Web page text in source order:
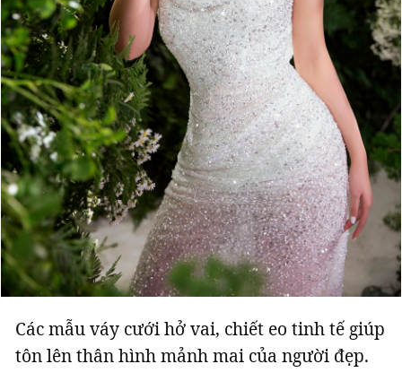
Các mẫu váy cưới hở vai, chiết eo tinh tế giúp
tôn lên thân hình mảnh mai của người đẹp.